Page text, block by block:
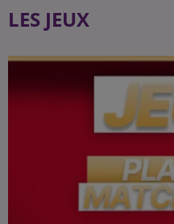
LES JEUX